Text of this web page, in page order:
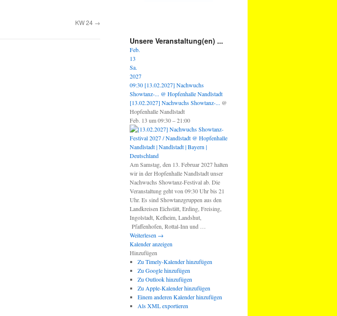
KW 24 →
Unsere Veranstaltung(en) ...
Feb.
13
Sa.
2027
09:30 [13.02.2027] Nachwuchs
Showtanz-... @ Hopfenhalle Nandlstadt
[13.02.2027] Nachwuchs Showtanz-... @
Hopfenhalle Nandlstadt
Feb. 13 um 09:30 – 21:00
Am Samstag, den 13. Februar 2027 halten
wir in der Hopfenhalle Nandlstadt unser
Nachwuchs Showtanz-Festival ab. Die
Veranstaltung geht von 09:30 Uhr bis 21
Uhr. Es sind Showtanzgruppen aus den
Landkreisen Eichstätt, Erding, Freising,
Ingolstadt, Kelheim, Landshut,
Pfaffenhofen, Rottal-Inn und …
Weiterlesen →
Kalender anzeigen
Hinzufügen
Zu Timely-Kalender hinzufügen
Zu Google hinzufügen
Zu Outlook hinzufügen
Zu Apple-Kalender hinzufügen
Einem anderen Kalender hinzufügen
Als XML exportieren